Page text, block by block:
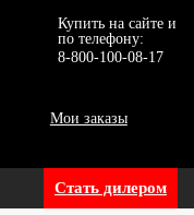
Купить на сайте и
по телефону:
8-800-100-08-17
Мои заказы
Стать дилером